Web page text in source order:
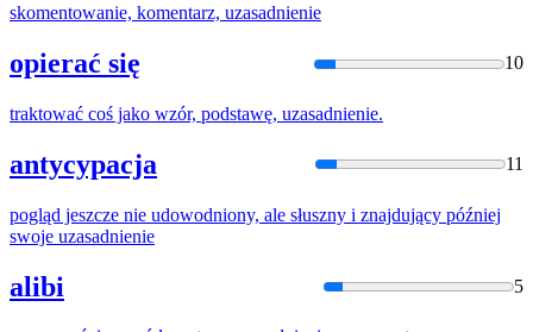
skomentowanie, komentarz, uzasadnienie
opierać się 10
traktować coś jako wzór, podstawę, uzasadnienie.
antycypacja 11
pogląd jeszcze nie udowodniony, ale słuszny i znajdujący później
swoje uzasadnienie
alibi 5